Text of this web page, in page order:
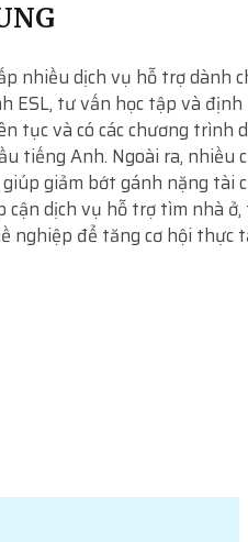
nhiều dịch vụ hỗ trợ dành
ESL, tư vấn học tập và
tục và có các chương trình
tiếng Anh. Ngoài ra, nhiều
giảm bớt gánh nặng tài
cận dịch vụ hỗ trợ tìm nhà
nghiệp để tăng cơ hội thực